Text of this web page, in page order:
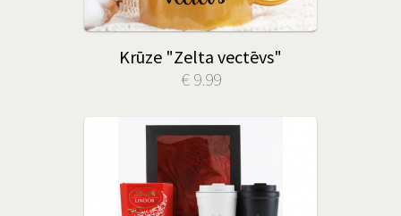
Krūze "Zelta vectēvs"
€ 9.99